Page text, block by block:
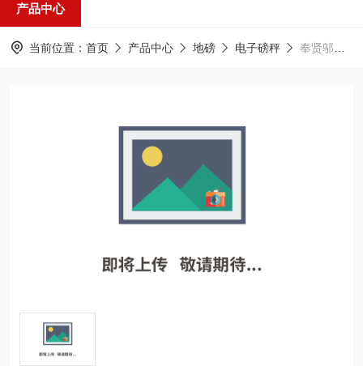
产品中心
当前位置： 首页 产品中心 地磅 电子磅秤 奉贤邬桥地磅 奉贤庄引地磅 奉贤齐贤地磅